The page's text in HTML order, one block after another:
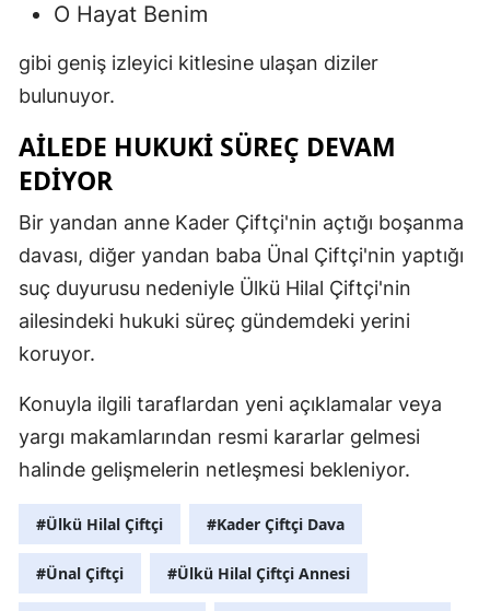
O Hayat Benim
gibi geniş izleyici kitlesine ulaşan diziler
bulunuyor.
AILEDE HUKUKI SÜREÇ DEVAM
EDIYOR
Bir yandan anne Kader Çiftçi'nin açtığı boşanma
davası, diğer yandan baba Ünal Çiftçi'nin yaptığı
suç duyurusu nedeniyle Ülkü Hilal Çiftçi'nin
ailesindeki hukuki süreç gündemdeki yerini
koruyor.
Konuyla ilgili taraflardan yeni açıklamalar veya
yargı makamlarından resmi kararlar gelmesi
halinde gelişmelerin netleşmesi bekleniyor.
#Ülkü Hilal Çiftçi #Kader Çiftçi Dava
#Ünal Çiftçi #Ülkü Hilal Çiftçi Annesi